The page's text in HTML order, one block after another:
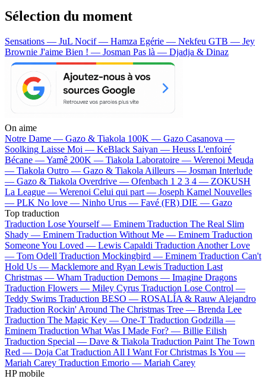
Sélection du moment
Sensations — JuL Nocif — Hamza Egérie — Nekfeu GTB — Jey
Brownie J'aime Bien ! — Josman Pas là — Djadja & Dinaz
On aime
Notre Dame — Gazo & Tiakola 100K — Gazo Casanova —
Soolking Laisse Moi — KeBlack Saiyan — Heuss L'enfoiré
Bécane —Yamê 200K — Tiakola Laboratoire — Werenoi Meuda
— Tiakola Outro — Gazo & Tiakola Ailleurs — Josman Interlude
— Gazo & Tiakola Overdrive — Ofenbach 1 2 3 4 — ZOKUSH
La League — Werenoi Celui qui part — Joseph Kamel Nouvelles
— PLK No love — Ninho Urus — Favé (FR) DIE — Gazo
Top traduction
Traduction Lose Yourself — Eminem Traduction The Real Slim
Shady — Eminem Traduction Without Me — Eminem Traduction
Someone You Loved — Lewis Capaldi Traduction Another Love
— Tom Odell Traduction Mockingbird — Eminem Traduction Can't
Hold Us — Macklemore and Ryan Lewis Traduction Last
Christmas — Wham Traduction Demons — Imagine Dragons
Traduction Flowers — Miley Cyrus Traduction Lose Control —
Teddy Swims Traduction BESO — ROSALÍA & Rauw Alejandro
Traduction Rockin' Around The Christmas Tree — Brenda Lee
Traduction The Magic Key — One-T Traduction Godzilla —
Eminem Traduction What Was I Made For? — Billie Eilish
Traduction Special — Dave & Tiakola Traduction Paint The Town
Red — Doja Cat Traduction All I Want For Christmas Is You —
Mariah Carey Traduction Emorio — Mariah Carey
HP mobile